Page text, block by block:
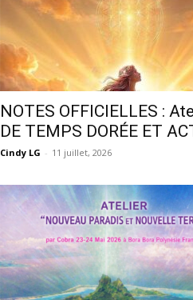
NOTES OFFICIELLES :
DE TEMPS DORÉE ET
Cindy LG - 11 juillet, 2026